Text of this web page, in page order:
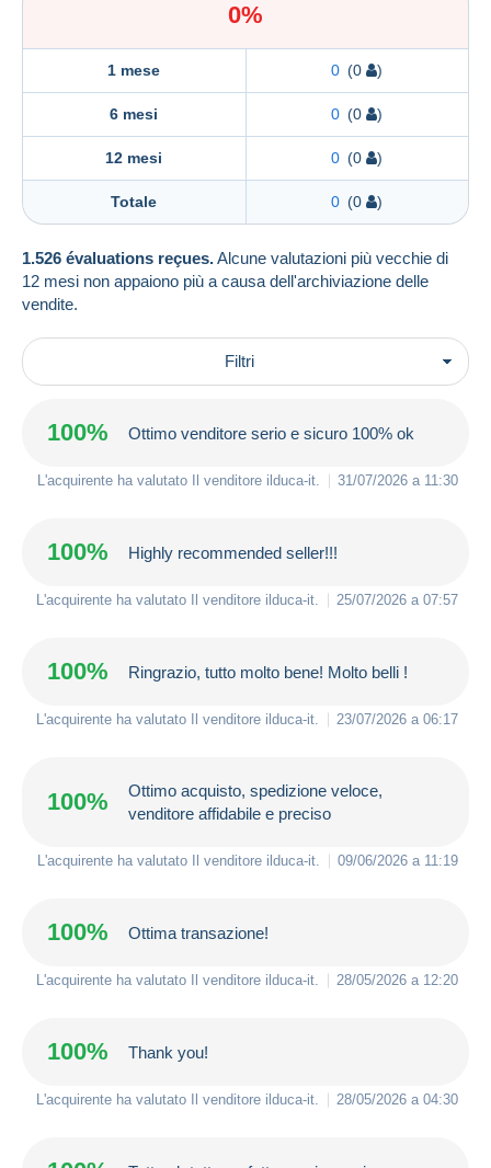
0%
1 mese 0 (0 )
6 mesi 0 (0 )
12 mesi 0 (0 )
Totale 0 (0 )
1.526 évaluations reçues.Alcune valutazioni più vecchie di
12 mesi non appaiono più a causa dell'archiviazione delle
vendite.
Filtri
100% Ottimo venditore serio e sicuro 100% ok
L'acquirente ha valutato Il venditore ilduca-it. 31/07/2026 a 11:30
100% Highly recommended seller!!!
L'acquirente ha valutato Il venditore ilduca-it. 25/07/2026 a 07:57
100% Ringrazio, tutto molto bene! Molto belli !
L'acquirente ha valutato Il venditore ilduca-it. 23/07/2026 a 06:17
100%
Ottimo acquisto, spedizione veloce,
venditore affidabile e preciso
L'acquirente ha valutato Il venditore ilduca-it. 09/06/2026 a 11:19
100% Ottima transazione!
L'acquirente ha valutato Il venditore ilduca-it. 28/05/2026 a 12:20
100% Thank you!
L'acquirente ha valutato Il venditore ilduca-it. 28/05/2026 a 04:30